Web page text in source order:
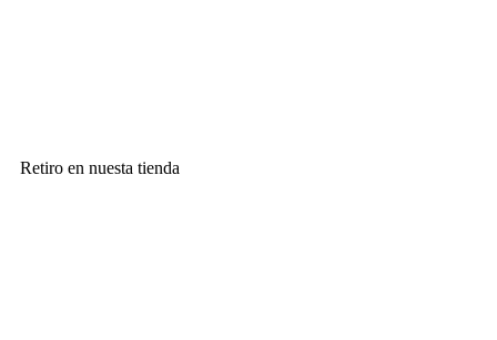
Retiro en nuesta tienda